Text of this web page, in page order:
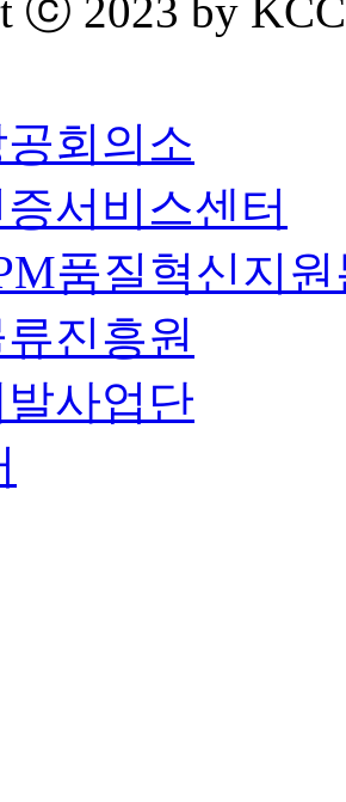
ⓒ 2023 by
회의소
서비스센터
품질혁신지
진흥원
사업단